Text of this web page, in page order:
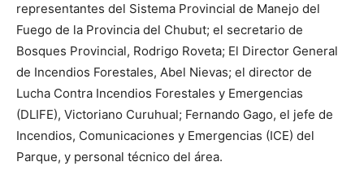
representantes del Sistema Provincial de Manejo del
Fuego de la Provincia del Chubut; el secretario de
Bosques Provincial, Rodrigo Roveta; El Director General
de Incendios Forestales, Abel Nievas; el director de
Lucha Contra Incendios Forestales y Emergencias
(DLIFE), Victoriano Curuhual; Fernando Gago, el jefe de
Incendios, Comunicaciones y Emergencias (ICE) del
Parque, y personal técnico del área.